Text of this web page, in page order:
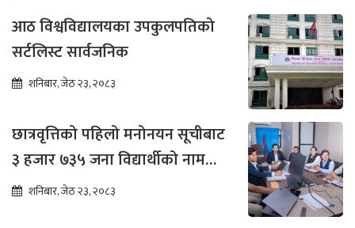
आठ विश्वविद्यालयका उपकुलपतिको
सर्टलिस्ट सार्वजनिक
शनिबार, जेठ २३, २०८३
छात्रवृत्तिको पहिलो मनोनयन सूचीबाट
३ हजार ७३५ जना विद्यार्थीको नाम
भर्नाका लागि सिफारिस
शनिबार, जेठ २३, २०८३